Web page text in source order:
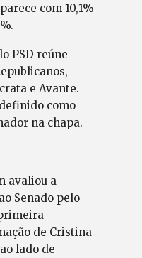
com 10,1%
PSD reúne
e Avante.
como
na chapa.
avaliou a
Senado pelo
de Cristina
lado de